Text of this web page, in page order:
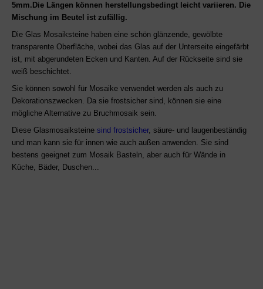
5mm.Die Längen können herstellungsbedingt leicht variieren. Die
Mischung im Beutel ist zufällig.
Die Glas Mosaiksteine haben eine schön glänzende, gewölbte
transparente Oberfläche, wobei das Glas auf der Unterseite eingefärbt
ist, mit abgerundeten Ecken und Kanten. Auf der Rückseite sind sie
weiß beschichtet.
Sie können sowohl für Mosaike verwendet werden als auch zu
Dekorationszwecken. Da sie frostsicher sind, können sie eine
mögliche Alternative zu Bruchmosaik sein.
Diese Glasmosaiksteine sind frostsicher, säure- und laugenbeständig
und man kann sie für innen wie auch außen anwenden. Sie sind
bestens geeignet zum Mosaik Basteln, aber auch für Wände in
Küche, Bäder, Duschen...